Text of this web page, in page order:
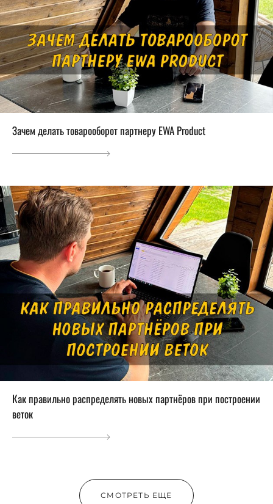
Зачем делать товарооборот партнеру EWA Product
Как правильно распределять новых партнёров при построении
веток
СМОТРЕТЬ ЕЩЕ